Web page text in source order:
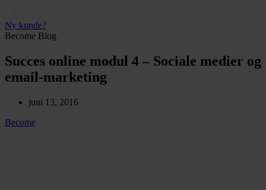
Ny kunde?
Become Blog
Succes online modul 4 – Sociale medier og
email-marketing
juni 13, 2016
Become